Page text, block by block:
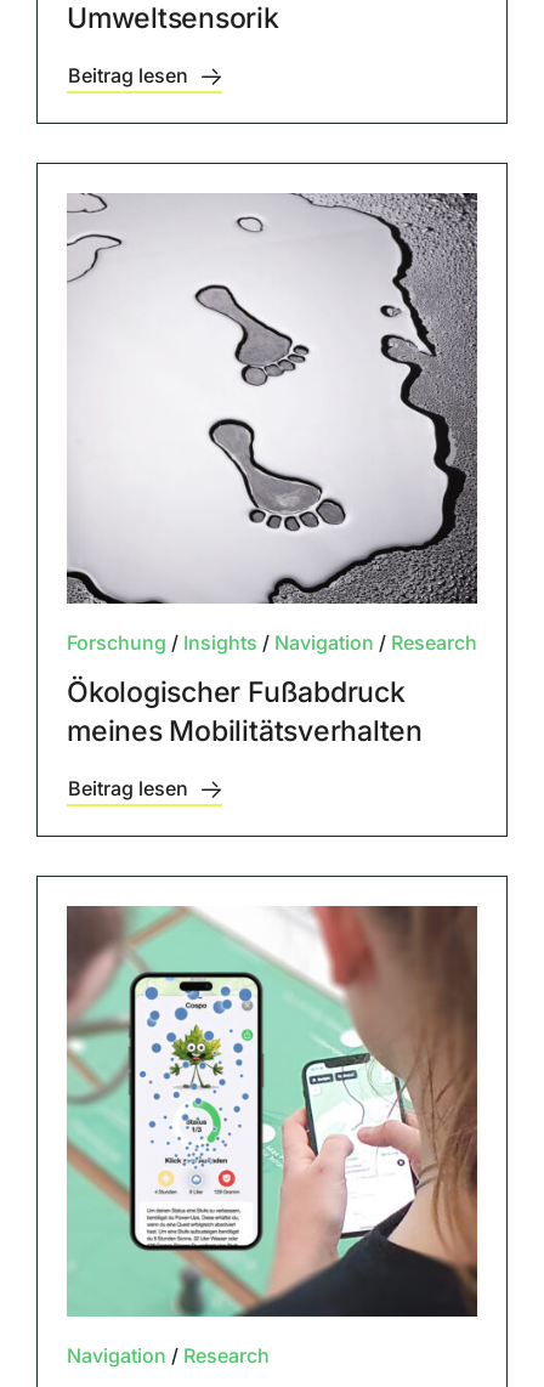
Umweltsensorik
Beitrag lesen
Forschung / Insights / Navigation / Research
Ökologischer Fußabdruck
meines Mobilitätsverhalten
Beitrag lesen
Navigation / Research